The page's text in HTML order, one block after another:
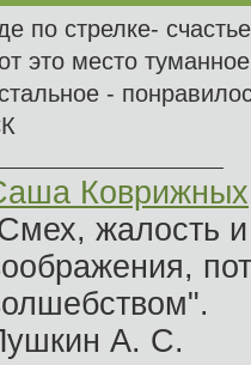
по стрелке-
это место туманное
-
Коврижных
жалость
А. С.